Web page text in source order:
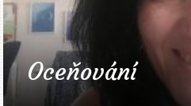
Oceňování